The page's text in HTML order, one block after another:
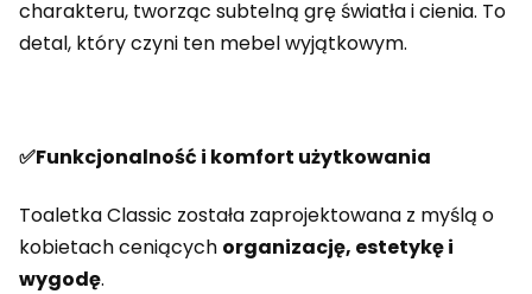
charakteru, tworząc subtelną grę światła i cienia. To
detal, który czyni ten mebel wyjątkowym.
✅Funkcjonalność i komfort użytkowania
Toaletka Classic została zaprojektowana z myślą o
kobietach ceniących organizację, estetykę i
wygodę.